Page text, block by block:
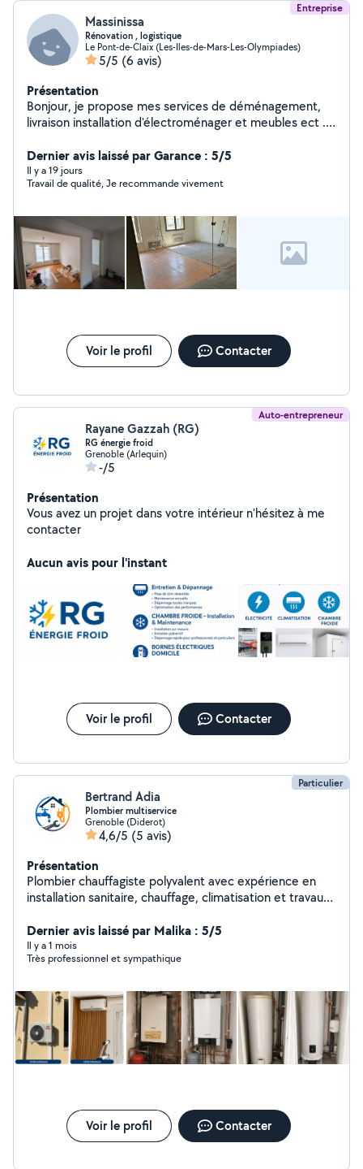
Entreprise
Massinissa
Rénovation , logistique
Le Pont-de-Claix (Les-Iles-de-Mars-Les-Olympiades)
5/5 (6 avis)
Présentation
Bonjour, je propose mes services de déménagement,
livraison installation d'électroménager et meubles ect ..
four, Frigo, sèche-linge, lave-linge pour les plus grands
enseignes depuis plus de 10ans , nous disposons des
habilitations à jour, électricité au gaz , nos période
stock déjà disponibles immédiatement) je pense
pouvoir répondre à chaque demande n'hésitez pas.
Merci à vous.
Dernier avis laissé par Garance : 5/5
Il y a 19 jours
Travail de qualité, Je recommande vivement
Voir le profil Contacter
Auto-entrepreneur
Rayane Gazzah (RG)
RG énergie froid
Grenoble (Arlequin)
-/5
Présentation
Vous avez un projet dans votre intérieur n'hésitez à me
contacter
Aucun avis pour l'instant
Voir le profil Contacter
Particulier
Bertrand Adia
Plombier multiservice
Grenoble (Diderot)
4,6/5 (5 avis)
Présentation
Plombier chauffagiste polyvalent avec expérience en
installation sanitaire, chauffage, climatisation et travaux
bain, installation et dépannage plomberie, pose de
chauffe-eau, radiateurs, climatisations, WC, robinetterie
ainsi que travaux d'électricité et maintenance générale.
délais.
Dernier avis laissé par Malika : 5/5
Il y a 1 mois
Très professionnel et sympathique
Voir le profil Contacter